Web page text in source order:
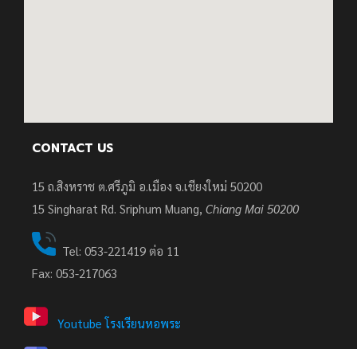
CONTACT US
15 ถ.สิงหราช ต.ศรีภูมิ อ.เมือง จ.เชียงใหม่ 50200
15 Singharat Rd. Sriphum Muang, Chiang Mai 50200
Tel: 053-221419 ต่อ 11
Fax: 053-217063
Youtube โรงเรียนหอพระ